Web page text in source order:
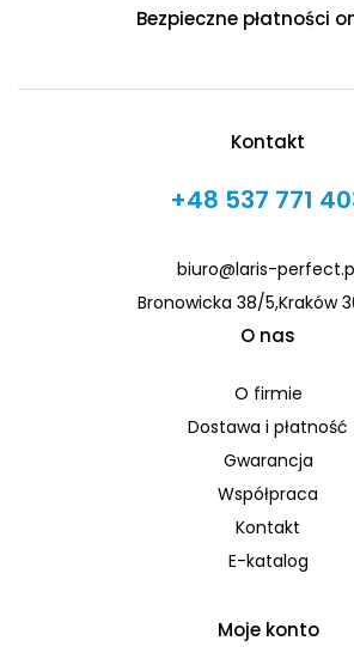
Bezpieczne płatności
Kontakt
+48 537 771
biuro@laris-
Bronowicka 38/5,Kraków
O nas
O firmie
Dostawa i płatność
Gwarancja
Współpraca
Kontakt
E-katalog
Moje konto